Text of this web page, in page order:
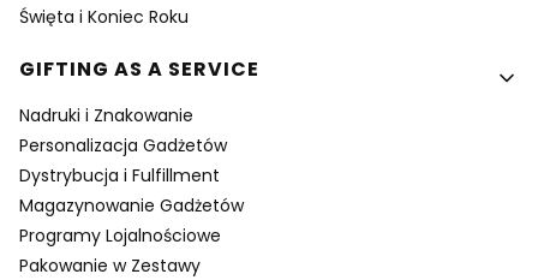
Święta i Koniec Roku
GIFTING AS A SERVICE
Nadruki i Znakowanie
Personalizacja Gadżetów
Dystrybucja i Fulfillment
Magazynowanie Gadżetów
Programy Lojalnościowe
Pakowanie w Zestawy